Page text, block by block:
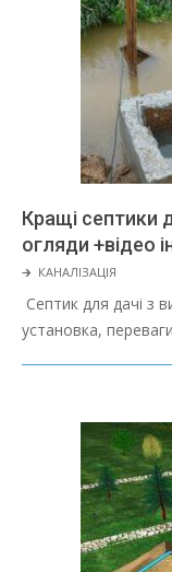
Кращі септики
огляди +відео
2022-
03-
🡲 КАНАЛІЗАЦІЯ
Септик для дачі з
установка,